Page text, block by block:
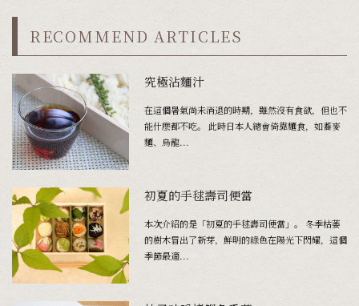
RECOMMEND ARTICLES
究極沾麵汁
在這個暑氣尚未消退的時期，雖然沒有食欲，但也不
能什麼都不吃。 此時日本人總會倚靠麵食，如蕎麥
麵、烏龍...
初夏的手毬壽司便當
本次介紹的是「初夏的手毬壽司便當」。 冬季枯萎
的樹木冒出了新芽，鮮明的綠色在陽光下閃耀，這個
季節最適...